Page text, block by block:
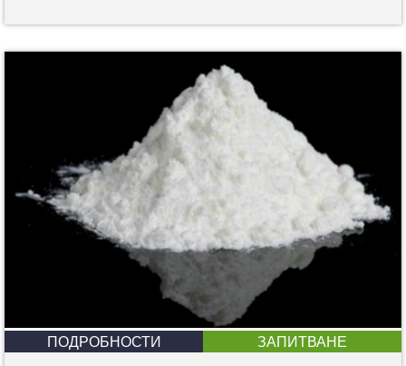
ПОДРОБНОСТИ ЗАПИТВАНЕ